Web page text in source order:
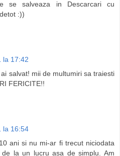
se salveaza in Descarcari cu
:))
la 17:42
salvat! mii de multumiri sa traiesti
FERICITE!!
la 16:54
ani si nu mi-ar fi trecut niciodata
la un lucru asa de simplu. Am